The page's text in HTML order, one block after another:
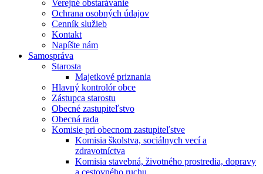
Verejné obstarávanie
Ochrana osobných údajov
Cenník služieb
Kontakt
Napíšte nám
Samospráva
Starosta
Majetkové priznania
Hlavný kontrolór obce
Zástupca starostu
Obecné zastupiteľstvo
Obecná rada
Komisie pri obecnom zastupiteľstve
Komisia školstva, sociálnych vecí a
zdravotníctva
Komisia stavebná, životného prostredia, dopravy
a cestovného ruchu